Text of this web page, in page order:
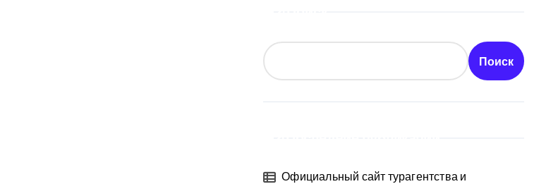
Поиск
Официальный сайт турагентства и